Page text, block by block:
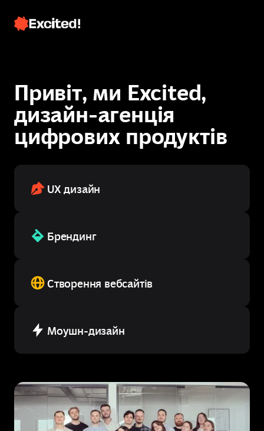
Зв'язатись з нами
Привіт, ми Excited,
дизайн-агенція
цифрових продуктів
UX дизайн
Брендинг
Створення вебсайтів
Моушн-дизайн